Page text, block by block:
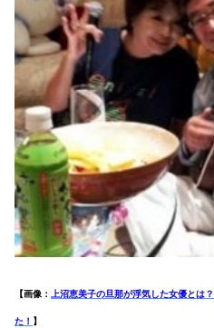
【画像： 上沼恵美子の旦那が浮気した女優とは
た！ 】